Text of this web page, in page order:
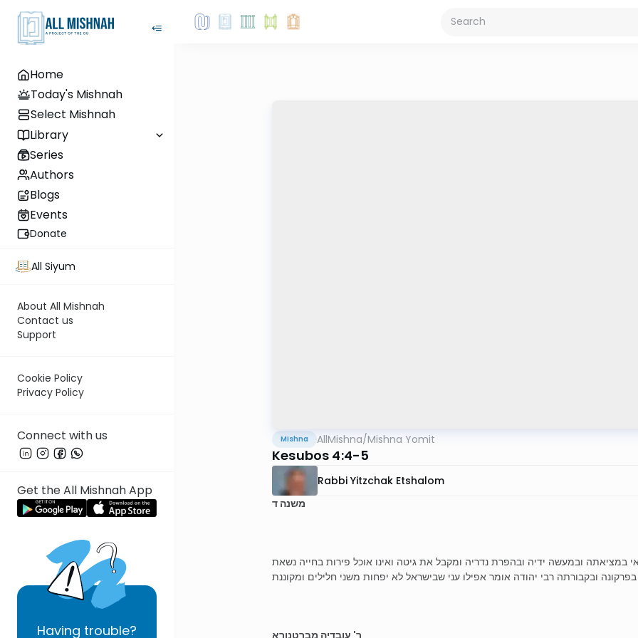
Home
Today's Mishnah
Select Mishnah
Library
Series
Authors
Blogs
Events
Donate
All Siyum
About All Mishnah
Contact us
Support
Cookie Policy
Privacy Policy
Connect with us
Get the All Mishnah App
Having trouble?
Mishna AllMishna/Mishna Yomit
Kesubos 4:4-5
Rabbi Yitzchak Etshalom
משנה ד
במציאתה ובמעשה ידיה ובהפרת נדריה ומקבל את גיטה ואינו אוכל פירות בחייה נשאת
ובקבורתה רבי יהודה אומר אפילו עני שבישראל לא יפחות משני חלילים ומקוננת